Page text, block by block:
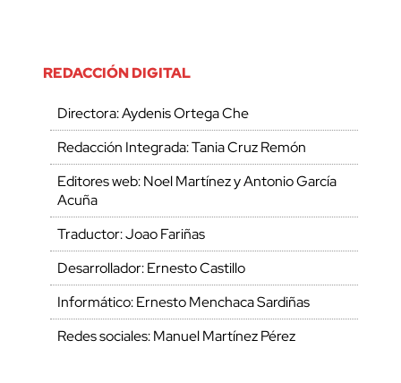
REDACCIÓN DIGITAL
Directora: Aydenis Ortega Che
Redacción Integrada: Tania Cruz Remón
Editores web: Noel Martínez y Antonio García
Acuña
Traductor: Joao Fariñas
Desarrollador: Ernesto Castillo
Informático: Ernesto Menchaca Sardiñas
Redes sociales: Manuel Martínez Pérez